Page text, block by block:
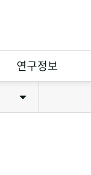
연구정보
연구자